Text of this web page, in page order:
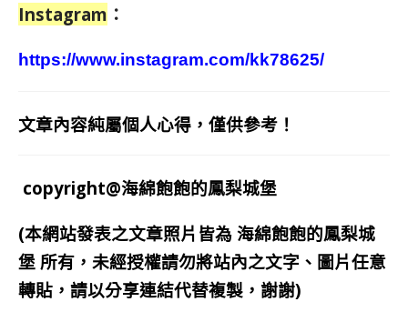
Instagram ：
https://www.instagram.com/kk78625/
文章內容純屬個人心得，僅供參考！
copyright@海綿飽飽的鳳梨城堡
(本網站發表之文章照片皆為 海綿飽飽的鳳梨城
堡 所有，未經授權請勿將站內之文字、圖片任意
轉貼，請以分享連結代替複製，謝謝)